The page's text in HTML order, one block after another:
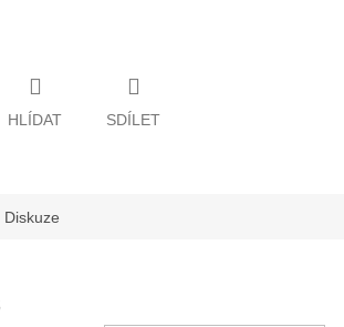
HLÍDAT SDÍLET
Diskuze